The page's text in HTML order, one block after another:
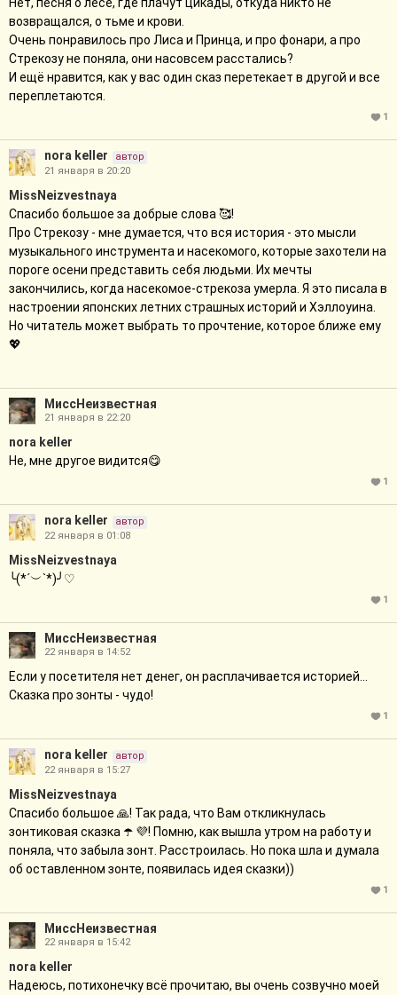
возвращался, о тьме и крови.
Очень понравилось про Лиса и Принца, и про фонари, а про
Стрекозу не поняла, они насовсем расстались?
И ещё нравится, как у вас один сказ перетекает в другой и все
переплетаются.
1
nora keller
автор
21 января в 20:20
MissNeizvestnaya
Спасибо большое за добрые слова 🥰!
Про Стрекозу - мне думается, что вся история - это мысли
музыкального инструмента и насекомого, которые захотели на
пороге осени представить себя людьми. Их мечты
закончились, когда насекомое-стрекоза умерла. Я это писала в
настроении японских летних страшных историй и Хэллоуина.
Но читатель может выбрать то прочтение, которое ближе ему
💖
МиссНеизвестная
21 января в 22:20
nora keller
Не, мне другое видится😋
1
nora keller
автор
22 января в 01:08
MissNeizvestnaya
╰(*´︶`*)╯♡
1
МиссНеизвестная
22 января в 14:52
Если у посетителя нет денег, он расплачивается историей...
Сказка про зонты - чудо!
1
nora keller
автор
22 января в 15:27
MissNeizvestnaya
Спасибо большое 🙏! Так рада, что Вам откликнулась
зонтиковая сказка ☂️ 💜! Помню, как вышла утром на работу и
поняла, что забыла зонт. Расстроилась. Но пока шла и думала
об оставленном зонте, появилась идея сказки))
1
МиссНеизвестная
22 января в 15:42
nora keller
Надеюсь, потихонечку всё прочитаю, вы очень созвучно моей